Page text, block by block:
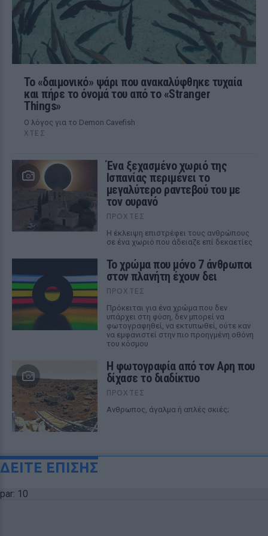
Το «δαιμονικό» ψάρι που ανακαλύφθηκε τυχαία
και πήρε το όνομά του από το «Stranger
Things»
Ο λόγος για το Demon Cavefish
ΧΤΕΣ
Ένα ξεχασμένο χωριό της
Ισπανίας περιμένει το
μεγαλύτερο ραντεβού του με
τον ουρανό
ΠΡΟΧΤΈΣ
Η έκλειψη επιστρέφει τους ανθρώπους
σε ένα χωριό που άδειαζε επί δεκαετίες
Το χρώμα που μόνο 7 άνθρωποι
στον πλανήτη έχουν δει
ΠΡΟΧΤΈΣ
Πρόκειται για ένα χρώμα που δεν
υπάρχει στη φύση, δεν μπορεί να
φωτογραφηθεί, να εκτυπωθεί, ούτε καν
να εμφανιστεί στην πιο προηγμένη οθόνη
του κόσμου
Η φωτογραφία από τον Αρη που
δίχασε το διαδίκτυο
ΠΡΟΧΤΈΣ
Ανθρωπος, άγαλμα ή απλές σκιές;
ΔΕΙΤΕ ΕΠΙΣΗΣ
par: 10